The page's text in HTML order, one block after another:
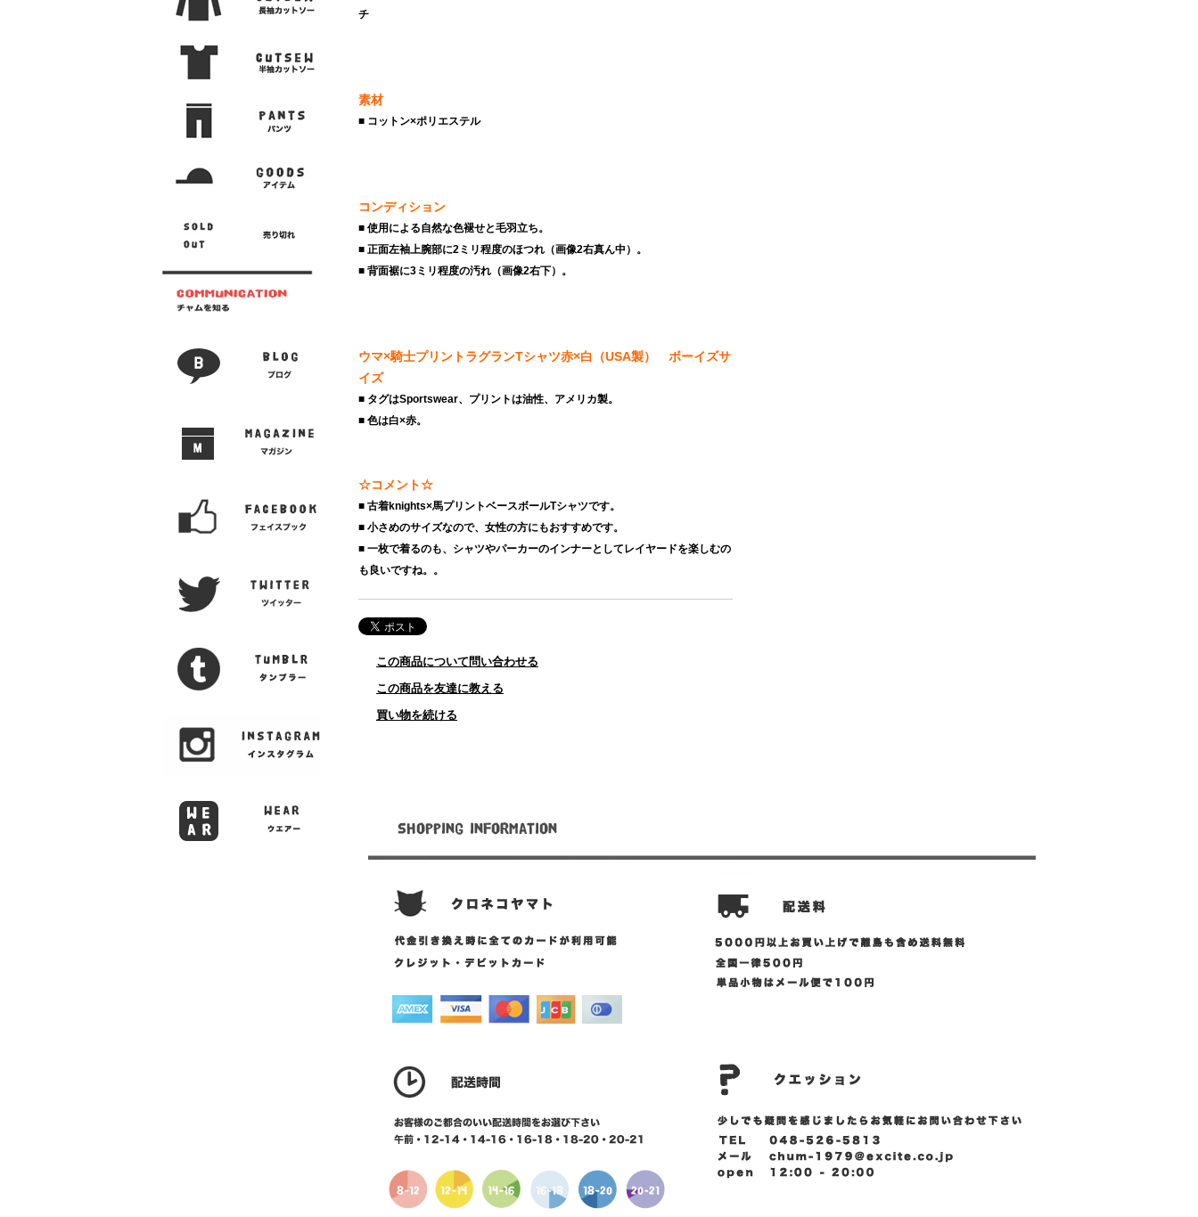
チ
素材
■ コットン×ポリエステル
コンディション
■ 使用による自然な色褪せと毛羽立ち。
■ 正面左袖上腕部に2ミリ程度のほつれ（画像2右真ん中）。
■ 背面裾に3ミリ程度の汚れ（画像2右下）。
ウマ×騎士プリントラグランTシャツ赤×白（USA製） ボーイズサ
イズ
■ タグはSportswear、プリントは油性、アメリカ製。
■ 色は白×赤。
☆コメント☆
■ 古着knights×馬プリントベースボールTシャツです。
■ 小さめのサイズなので、女性の方にもおすすめです。
■ 一枚で着るのも、シャツやパーカーのインナーとしてレイヤードを楽しむの
も良いですね。。
この商品について問い合わせる
この商品を友達に教える
買い物を続ける